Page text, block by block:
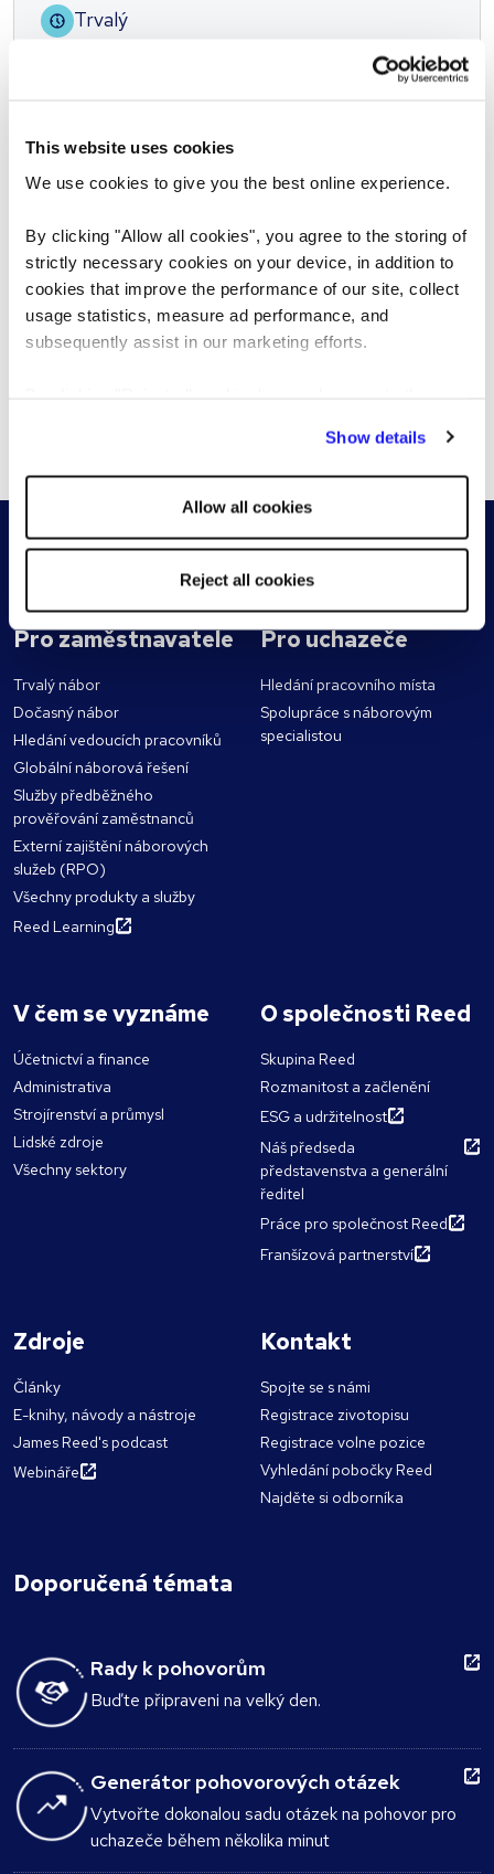
This website uses cookies
We use cookies to give you the best online experience.
By clicking "Allow all cookies", you agree to the storing of
strictly necessary cookies on your device, in addition to
cookies that improve the performance of our site, collect
usage statistics, measure ad performance, and
subsequently assist in our marketing efforts.
Show details
Allow all cookies
Reject all cookies
Trvalý
Prev
Zaregistrujte životopis
Pro zaměstnavatele
Trvalý nábor
Dočasný nábor
Hledání vedoucích pracovníků
Globální náborová řešení
Služby předběžného
prověřování zaměstnanců
Externí zajištění náborových
služeb (RPO)
Všechny produkty a služby
Reed Learning
Pro uchazeče
Hledání pracovního místa
Spolupráce s náborovým
specialistou
V čem se vyznáme
Účetnictví a finance
Administrativa
Strojírenství a průmysl
Lidské zdroje
Všechny sektory
O společnosti Reed
Skupina Reed
Rozmanitost a začlenění
ESG a udržitelnost
Náš předseda
představenstva a generální
ředitel
Práce pro společnost Reed
Franšízová partnerství
Zdroje
Články
E-knihy, návody a nástroje
James Reed's podcast
Webináře
Kontakt
Spojte se s námi
Registrace zivotopisu
Registrace volne pozice
Vyhledání pobočky Reed
Najděte si odborníka
Doporučená témata
Rady k pohovorům
Buďte připraveni na velký den.
Generátor pohovorových otázek
Vytvořte dokonalou sadu otázek na pohovor pro
uchazeče během několika minut